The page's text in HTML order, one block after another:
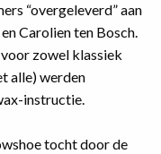
“overgeleverd” aan
Carolien ten Bosch.
zowel klassiek
alle) werden
instructie.
tocht door de